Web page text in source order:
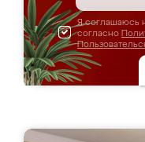
Я соглашаюсь
согласно